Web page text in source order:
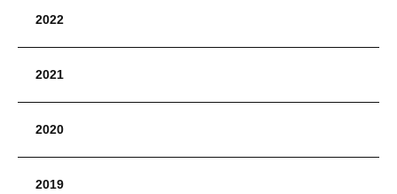
2022
2021
2020
2019